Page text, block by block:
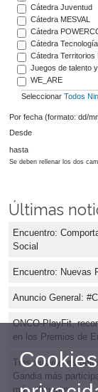
Cátedra Juventud
Cátedra MESVAL
Cátedra
Cátedra
Cátedra Territorios
Juegos de talento
WE_ARE
Seleccionar Todos
Por fecha (formato: dd/
Desde
hasta
Se deben rellenar los dos
Últimas
Encuentro:
Social
Encuentro: Nuevas
Anuncio General:
ONCO-PlayFit,
en los Premios de
Tres nuevos
Gandia más
más eficiente